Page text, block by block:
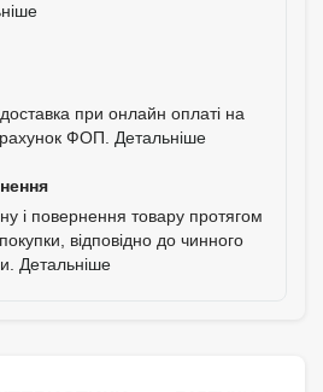
при онлайн оплаті на
рахунок ФОП. Детальніше
і повернення товару протягом
відповідно до чинного
Детальніше